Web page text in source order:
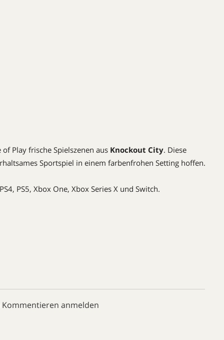
Play frische Spielszenen aus Knockout City. Diese
Sportspiel in einem farbenfrohen Setting hoffen.
PS5, Xbox One, Xbox Series X und Switch.
Kommentieren anmelden